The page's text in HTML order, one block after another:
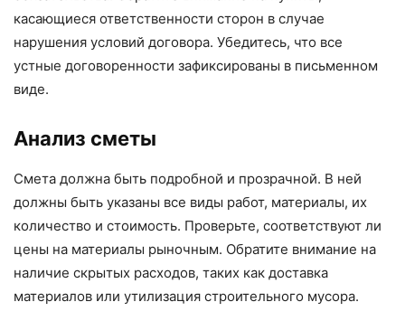
касающиеся ответственности сторон в случае
нарушения условий договора. Убедитесь, что все
устные договоренности зафиксированы в письменном
виде.
Анализ сметы
Смета должна быть подробной и прозрачной. В ней
должны быть указаны все виды работ, материалы, их
количество и стоимость. Проверьте, соответствуют ли
цены на материалы рыночным. Обратите внимание на
наличие скрытых расходов, таких как доставка
материалов или утилизация строительного мусора.